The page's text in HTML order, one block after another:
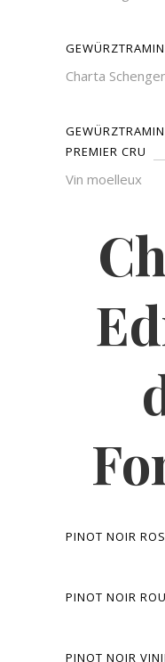
Charta
PREMIER CRU
Vin moelleux
PINOT NOIR
PINOT NOIR
PINOT NOIR